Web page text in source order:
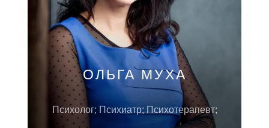
ОЛЬГА МУХА
Психолог; Психиатр; Психотерапевт;